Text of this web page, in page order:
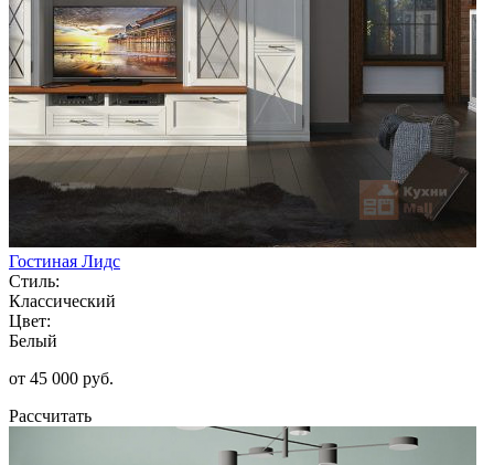
Гостиная Лидс
Стиль:
Классический
Цвет:
Белый
от 45 000 руб.
Рассчитать